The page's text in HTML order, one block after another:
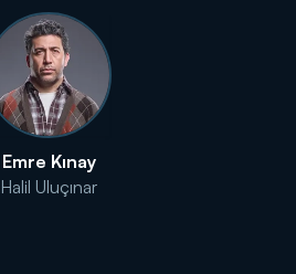
Emre Kınay
Halil Uluçınar